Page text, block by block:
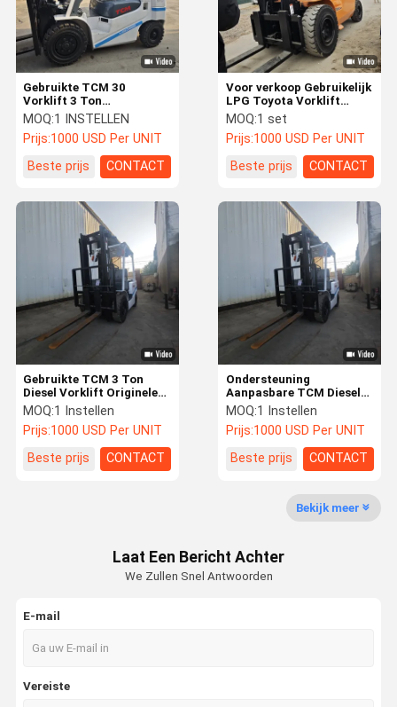
Producten Videos Over Ons
Fabrieksreis Kwaliteitsco
Ntrole
Contacteer
Nieuws
tweedehands graafmachine
Voor verkoop Gebruikelijk
LPG Toyota Vorklift
Lifting 4.0 4.5 Meters 2
Stages Side Shift
Capaciteit 5ton Liquid
Propane Gas Engine
MOQ:1 set
Prijs:1000 USD Per UNIT
Beste prijs
CONTACT
Gebruikte TCM 30
Vorklift 3 Ton
Dieselmotor Hoog
efficiënt zijverschuiver
Middencilinder 2023
Model Hot Sale
MOQ:1 INSTELLEN
Prijs:1000 USD Per UNIT
Beste prijs
CONTACT
Ondersteuning
Aanpasbare TCM Diesel
Vorkheftrucks3 Ton
Outdoor CE/LISO
Gecertificeerd 1 Jaar
Garantie Vorklengte 1,2m
Motor
MOQ:1 Instellen
Prijs:1000 USD Per UNIT
Beste prijs
CONTACT
Gebruikte TCM 3 Ton
Diesel Vorklift Originele
Japan Diesel Vorklift
FD30 Kleinhandel Gebruik
1 Jaar Garantie
MOQ:1 Instellen
Prijs:1000 USD Per UNIT
Beste prijs
CONTACT
Bekijk meer
Laat Een Bericht Achter
We Zullen Snel Antwoorden
E-mail
Vereiste